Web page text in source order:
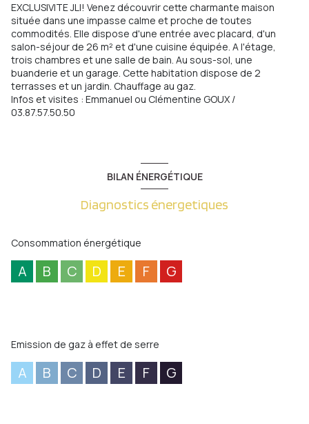
EXCLUSIVITE JLI! Venez découvrir cette charmante maison
située dans une impasse calme et proche de toutes
commodités. Elle dispose d'une entrée avec placard, d'un
salon-séjour de 26 m² et d'une cuisine équipée. A l'étage,
trois chambres et une salle de bain. Au sous-sol, une
buanderie et un garage. Cette habitation dispose de 2
terrasses et un jardin. Chauffage au gaz.
Infos et visites : Emmanuel ou Clémentine GOUX /
03.87.57.50.50
BILAN ÉNERGÉTIQUE
Diagnostics énergetiques
Consommation énergétique
A B C D E F G
Emission de gaz à effet de serre
A B C D E F G